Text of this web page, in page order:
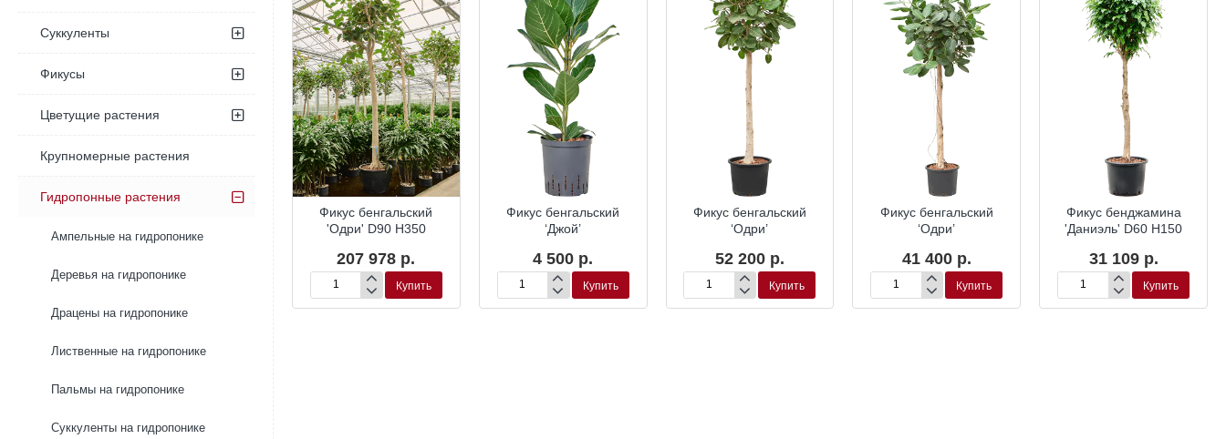
Суккуленты
Фикусы
Цветущие растения
Крупномерные растения
Гидропонные растения
Ампельные на гидропонике
Деревья на гидропонике
Драцены на гидропонике
Лиственные на гидропонике
Пальмы на гидропонике
Суккуленты на гидропонике
Гидропоника
Купить
Гидропоника
бенджамина
Гидропоника
Фикус бенгальский
'Одри' D90 H350
207 978 р.
Фикус
бенгальский
Купить
Гидропоника
Фикус бенгальский
‘Джой’
4 500 р.
Фикус
бенгальский
Купить
Гидропоника
Фикус бенгальский
‘Одри’
52 200 р.
Фикус
бенгальский
Купить
Гидропоника
Фикус бенгальский
‘Одри’
41 400 р.
Фикус
бенгальский
Купить
Фикус бенджамина
'Даниэль' D60 H150
31 109 р.
Фикус
бенджамина
Купить